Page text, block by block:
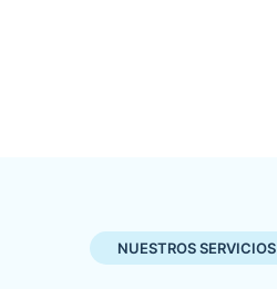
NUESTROS SERVICIOS